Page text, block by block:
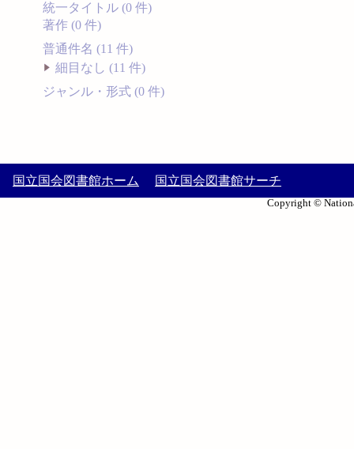
統一タイトル (0 件)
著作 (0 件)
普通件名 (11 件)
細目なし (11 件)
ジャンル・形式 (0 件)
国立国会図書館ホーム 国立国会図書館サーチ
Copyright ©